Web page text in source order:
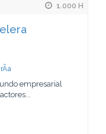
1.000 H
empresarial